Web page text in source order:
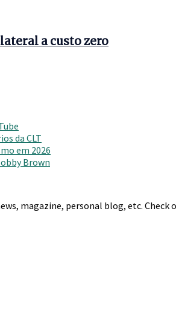
a custo zero
da CLT
em 2026
Brown
magazine, personal blog, etc. Check